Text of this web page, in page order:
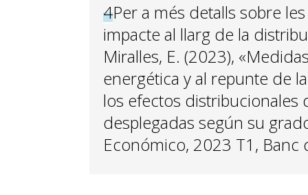
4Per a més detalls sobre
impacte al llarg de la
Miralles, E. (2023),
energética y al repunte de
los efectos distribucionales
desplegadas según su
Económico, 2023 T1, Banc